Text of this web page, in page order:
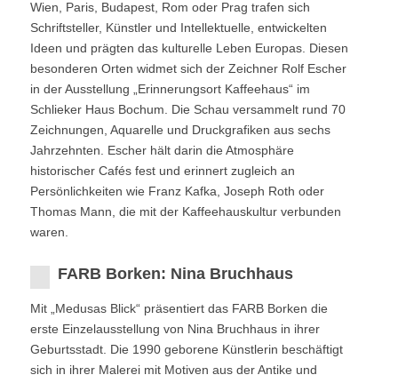
Wien, Paris, Budapest, Rom oder Prag trafen sich
Schriftsteller, Künstler und Intellektuelle, entwickelten
Ideen und prägten das kulturelle Leben Europas. Diesen
besonderen Orten widmet sich der Zeichner Rolf Escher
in der Ausstellung „Erinnerungsort Kaffeehaus“ im
Schlieker Haus Bochum. Die Schau versammelt rund 70
Zeichnungen, Aquarelle und Druckgrafiken aus sechs
Jahrzehnten. Escher hält darin die Atmosphäre
historischer Cafés fest und erinnert zugleich an
Persönlichkeiten wie Franz Kafka, Joseph Roth oder
Thomas Mann, die mit der Kaffeehauskultur verbunden
waren.
FARB Borken: Nina Bruchhaus
Mit „Medusas Blick“ präsentiert das FARB Borken die
erste Einzelausstellung von Nina Bruchhaus in ihrer
Geburtsstadt. Die 1990 geborene Künstlerin beschäftigt
sich in ihrer Malerei mit Motiven aus der Antike und